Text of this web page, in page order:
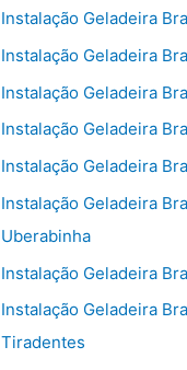
Instalação Geladeira
Instalação Geladeira
Instalação Geladeira
Instalação Geladeira
Instalação Geladeira
Instalação Geladeira
Uberabinha
Instalação Geladeira
Instalação Geladeira
Tiradentes